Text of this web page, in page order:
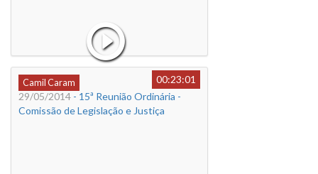
Camil Caram
00:23:01
29/05/2014 - 15ª Reunião Ordinária -
Comissão de Legislação e Justiça